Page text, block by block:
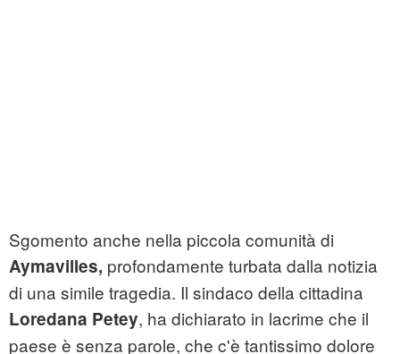
Sgomento anche nella piccola comunità di
Aymavilles, profondamente turbata dalla notizia
di una simile tragedia. Il sindaco della cittadina
Loredana Petey, ha dichiarato in lacrime che il
paese è senza parole, che c'è tantissimo dolore